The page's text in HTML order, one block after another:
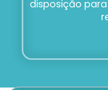
disposição